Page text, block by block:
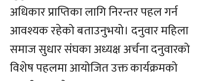
अधिकार प्राप्तिका लागि निरन्तर पहल गर्न
आवश्यक रहेको बताउनुभयो। दनुवार महिला
समाज सुधार संघका अध्यक्ष अर्चना दनुवारको
विशेष पहलमा आयोजित उक्त कार्यक्रमको